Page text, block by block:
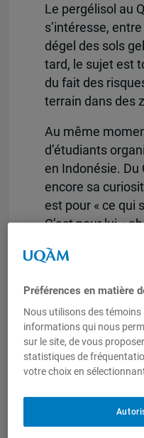
Le pergélisol au
s’intéresse,
dégel des sols
tard, le sujet est
du fait des
terrain dans des
Au même
d’étudiants
en Indonésie. Du
encore sa
est pour « ce qui
C’est pour lui «
amoureux de
ce qui
: la cartographie
était alors à ses
Tout en
mon
Préférences en matière
Nous utilisons des
informations qui nous
sur le site, de vous
statistiques de
votre choix en